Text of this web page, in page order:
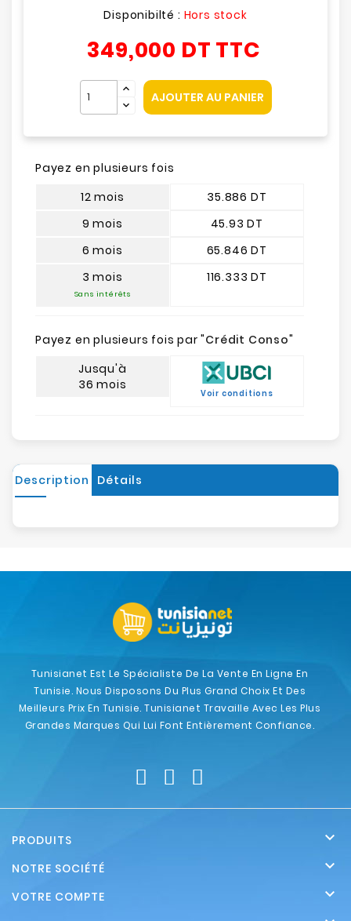
Disponibilté : Hors stock
349,000 DT TTC
AJOUTER AU PANIER
Payez en plusieurs fois
12 mois
9 mois
6 mois
3 mois
Sans intérêts
35.886 DT
45.93 DT
65.846 DT
116.333 DT
Payez en plusieurs fois par "Crédit Conso"
Jusqu'à
36 mois
Voir conditions
Description Détails
Tunisianet Est Le Spécialiste De La Vente En Ligne En
Tunisie. Nous Disposons Du Plus Grand Choix Et Des
Meilleurs Prix En Tunisie. Tunisianet Travaille Avec Les Plus
Grandes Marques Qui Lui Font Entièrement Confiance.
PRODUITS 
NOTRE SOCIÉTÉ 
VOTRE COMPTE 